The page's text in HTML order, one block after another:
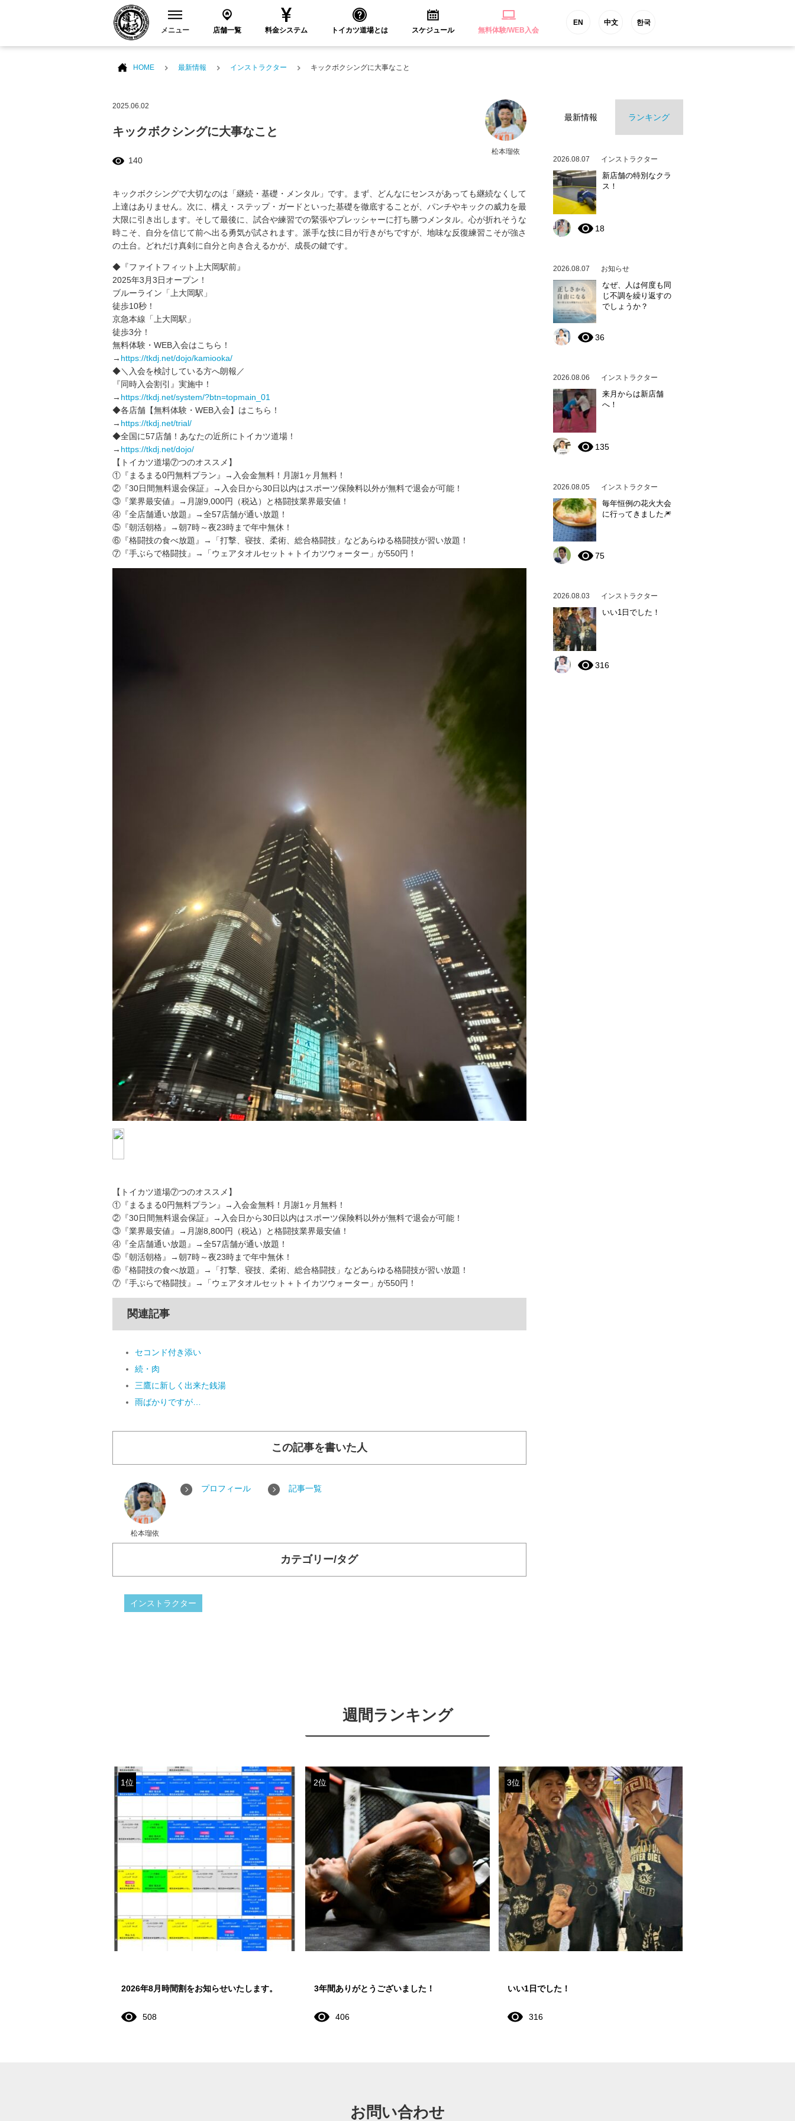
メニュー 店舗一覧 料金システム トイカツ道場とは スケジュール 無料体験/WEB入会
EN 中文 한국
HOME 最新情報 インストラクター キックボクシングに大事なこと
松本瑠依
2025.06.02
キックボクシングに大事なこと
140
キックボクシングで大切なのは「継続・基礎・メンタル」です。まず、どんなにセンスがあっても継続なくして
上達はありません。次に、構え・ステップ・ガードといった基礎を徹底することが、パンチやキックの威力を最
大限に引き出します。そして最後に、試合や練習での緊張やプレッシャーに打ち勝つメンタル。心が折れそうな
時こそ、自分を信じて前へ出る勇気が試されます。派手な技に目が行きがちですが、地味な反復練習こそが強さ
の土台。どれだけ真剣に自分と向き合えるかが、成長の鍵です。
◆『ファイトフィット上大岡駅前』
2025年3月3日オープン！
ブルーライン「上大岡駅」
徒歩10秒！
京急本線「上大岡駅」
徒歩3分！
無料体験・WEB入会はこちら！
→ https://tkdj.net/dojo/kamiooka/
◆＼入会を検討している方へ朗報／
『同時入会割引』実施中！
→ https://tkdj.net/system/?btn=topmain_01
◆各店舗【無料体験・WEB入会】はこちら！
→ https://tkdj.net/trial/
◆全国に57店舗！あなたの近所にトイカツ道場！
→ https://tkdj.net/dojo/
【トイカツ道場⑦つのオススメ】
①『まるまる0円無料プラン』→入会金無料！月謝1ヶ月無料！
②『30日間無料退会保証』→入会日から30日以内はスポーツ保険料以外が無料で退会が可能！
③『業界最安値』→月謝9,000円（税込）と格闘技業界最安値！
④『全店舗通い放題』→全57店舗が通い放題！
⑤『朝活朝格』→朝7時～夜23時まで年中無休！
⑥『格闘技の食べ放題』→「打撃、寝技、柔術、総合格闘技」などあらゆる格闘技が習い放題！
⑦『手ぶらで格闘技』→「ウェアタオルセット＋トイカツウォーター」が550円！
【トイカツ道場⑦つのオススメ】
①『まるまる0円無料プラン』→入会金無料！月謝1ヶ月無料！
②『30日間無料退会保証』→入会日から30日以内はスポーツ保険料以外が無料で退会が可能！
③『業界最安値』→月謝8,800円（税込）と格闘技業界最安値！
④『全店舗通い放題』→全57店舗が通い放題！
⑤『朝活朝格』→朝7時～夜23時まで年中無休！
⑥『格闘技の食べ放題』→「打撃、寝技、柔術、総合格闘技」などあらゆる格闘技が習い放題！
⑦『手ぶらで格闘技』→「ウェアタオルセット＋トイカツウォーター」が550円！
関連記事
セコンド付き添い
続・肉
三鷹に新しく出来た銭湯
雨ばかりですが…
この記事を書いた人
松本瑠依
プロフィール 記事一覧
カテゴリー/タグ
インストラクター
最新情報 ランキング
2026.08.07 インストラクター
新店舗の特別なクラ
ス！
18
2026.08.07 お知らせ
なぜ、人は何度も同
じ不調を繰り返すの
でしょうか？
36
2026.08.06 インストラクター
来月からは新店舗
へ！
135
2026.08.05 インストラクター
毎年恒例の花火大会
に行ってきました🎆
75
2026.08.03 インストラクター
いい1日でした！
316
週間ランキング
1位
2026年8月時間割をお知らせいたします。
508
2位
3年間ありがとうございました！
406
3位
いい1日でした！
316
お問い合わせ